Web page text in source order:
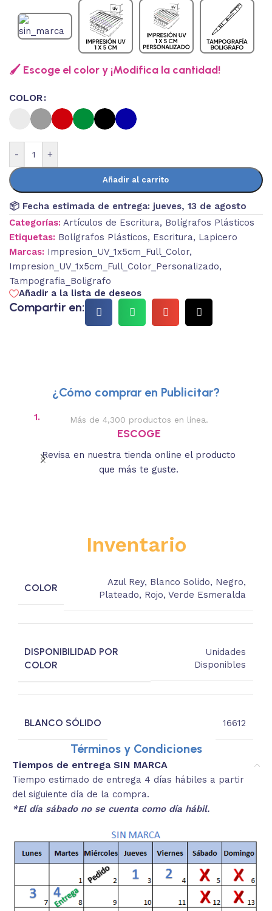
🖌️ Escoge el color y ¡Modifica la cantidad!
COLOR
- +
Añadir al carrito
📦 Fecha estimada de entrega: jueves, 13 de agosto
Categorías: Artículos de Escritura, Bolígrafos Plásticos
Etiquetas: Bolígrafos Plásticos, Escritura, Lapicero
Marcas: Impresion_UV_1x5cm_Full_Color,
Impresion_UV_1x5cm_Full_Color_Personalizado,
Tampografia_Boligrafo
Añadir a la lista de deseos
Compartir en:
¿Cómo comprar en Publicitar?
1. Más de 4,300 productos en línea.
ESCOGE
Revisa en nuestra tienda online el producto
que más te guste.
Inventario
COLOR
Azul Rey, Blanco Solido, Negro,
Plateado, Rojo,Verde Esmeralda
DISPONIBILIDAD POR
COLOR
Unidades
Disponibles
BLANCO SÓLIDO 16612
Términos y Condiciones
Tiempos de entrega SIN MARCA
Tiempo estimado de entrega 4 días hábiles a partir
del siguiente día de la compra.
*El día sábado no se cuenta como día hábil.